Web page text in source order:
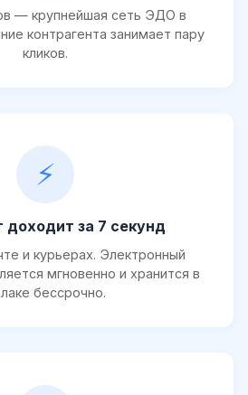
— крупнейшая сеть ЭДО в
контрагента занимает пару
кликов.
⚡
за 7 секунд
и курьерах. Электронный
мгновенно и хранится в
бессрочно.